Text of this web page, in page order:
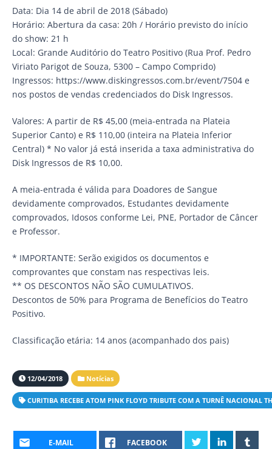
Data: Dia 14 de abril de 2018 (Sábado)
Horário: Abertura da casa: 20h / Horário previsto do início
do show: 21 h
Local: Grande Auditório do Teatro Positivo (Rua Prof. Pedro
Viriato Parigot de Souza, 5300 – Campo Comprido)
Ingressos: https://www.diskingressos.com.br/event/7504 e
nos postos de vendas credenciados do Disk Ingressos.
Valores: A partir de R$ 45,00 (meia-entrada na Plateia
Superior Canto) e R$ 110,00 (inteira na Plateia Inferior
Central) * No valor já está inserida a taxa administrativa do
Disk Ingressos de R$ 10,00.
A meia-entrada é válida para Doadores de Sangue
devidamente comprovados, Estudantes devidamente
comprovados, Idosos conforme Lei, PNE, Portador de Câncer
e Professor.
* IMPORTANTE: Serão exigidos os documentos e
comprovantes que constam nas respectivas leis.
** OS DESCONTOS NÃO SÃO CUMULATIVOS.
Descontos de 50% para Programa de Benefícios do Teatro
Positivo.
Classificação etária: 14 anos (acompanhado dos pais)
12/04/2018 Notícias
CURITIBA RECEBE ATOM PINK FLOYD TRIBUTE COM A TURNÊ NACIONAL
E-MAIL FACEBOOK